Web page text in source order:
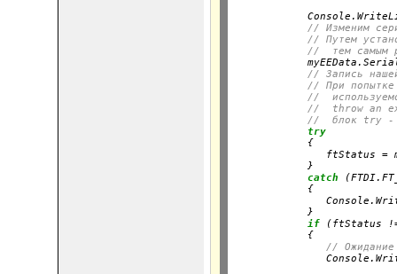
// Изменим
// Путем
//  тем самым
// Запись нашей
// При попытке
//
//  throw an
//  блок try -
try
            {
ftStatus =
            }
catch
            {
            }
if (ftStatus !=
            {
// Ожидание